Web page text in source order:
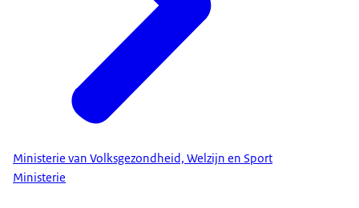
Ministerie van Volksgezondheid, Welzijn en Sport
Ministerie